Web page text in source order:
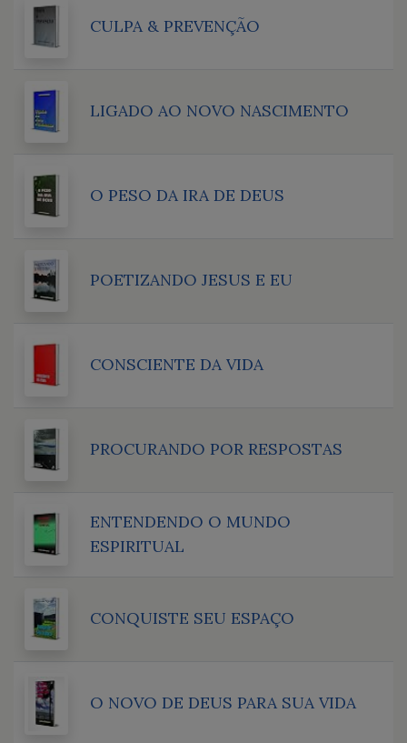
CULPA & PREVENÇÃO
LIGADO AO NOVO NASCIMENTO
O PESO DA IRA DE DEUS
POETIZANDO JESUS E EU
CONSCIENTE DA VIDA
PROCURANDO POR RESPOSTAS
ENTENDENDO O MUNDO
ESPIRITUAL
CONQUISTE SEU ESPAÇO
O NOVO DE DEUS PARA SUA VIDA